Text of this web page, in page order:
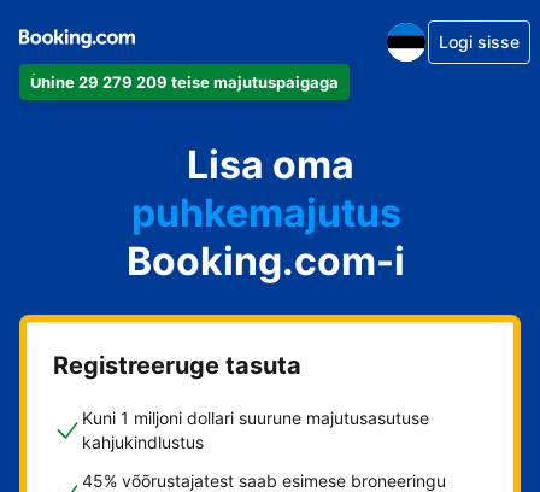
Ühine 29 279 209 teise majutuspaigaga
Logi sisse
Lisa oma
apartement
hotell
puhkemajutus
külalistemaja
hostel
Booking.com-i
Registreeruge tasuta
Kuni 1 miljoni dollari suurune majutusasutuse
kahjukindlustus
45% võõrustajatest saab esimese broneeringu